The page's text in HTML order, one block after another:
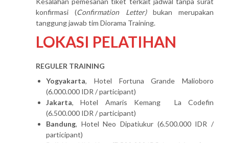
konfirmasi (Confirmation Letter)bukan merupakan
tanggung jawab tim Diorama Training.
LOKASI PELATIHAN
REGULER TRAINING
Yogyakarta, Hotel Fortuna Grande Malioboro
(6.000.000 IDR / participant)
Jakarta, Hotel Amaris Kemang La Codefin
(6.500.000 IDR / participant)
Bandung, Hotel Neo Dipatiukur (6.500.000 IDR /
participant)